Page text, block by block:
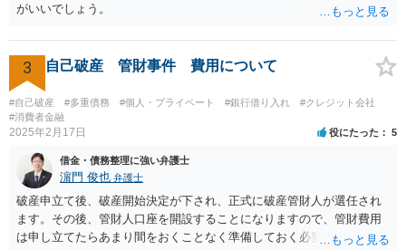
がいいでしょう。
3 自己破産 管財事件 費用について
#自己破産 #多重債務 #個人・プライベート #銀行借り入れ
#クレジット会社
#消費者金融
2025年2月17日 役にたった 5
借金・債務整理に強い弁護士
濵門 俊也 弁護士
破産申立て後、破産開始決定が下され、正式に破産管財人が選任され
ます。その後、管財人口座を開設することになりますので、管財費用
は申し立てたらあまり間をおくことなく準備しておく必要がありま